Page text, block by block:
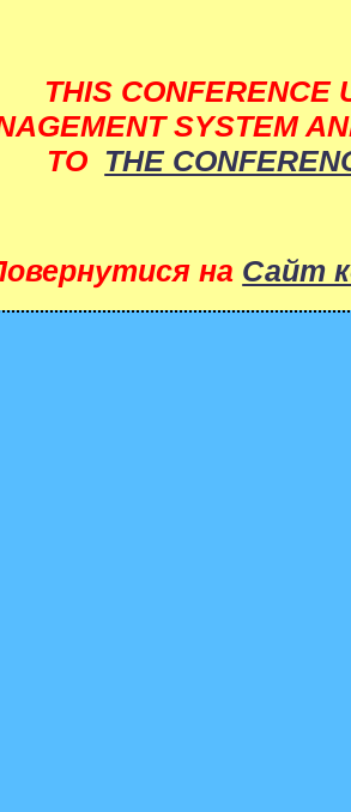
THIS CONFERENCE
SYSTEM
TO THE
на Сайт